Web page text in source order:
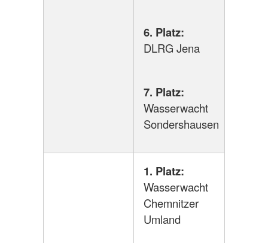
6. Platz:
DLRG Jena
7. Platz:
Wasserwacht
Sondershausen
1. Platz:
Wasserwacht
Chemnitzer
Umland